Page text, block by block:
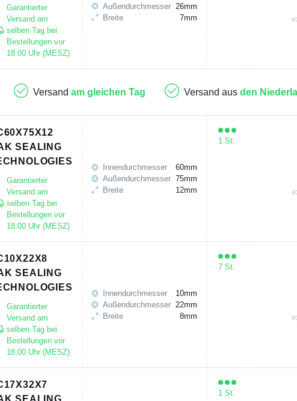
Garantierter
Versand am
selben Tag bei
Bestellungen vor
18:00 Uhr (MESZ)
Außendurchmesser 26mm
Breite
7mm
Versand am gleichen Tag Versand aus den
SEALING
Garantierter
Versand am
selben Tag bei
Bestellungen vor
18:00 Uhr (MESZ)
Innendurchmesser
60mm
Außendurchmesser 75mm
Breite
12mm
1 St.
SEALING
Garantierter
Versand am
selben Tag bei
Bestellungen vor
18:00 Uhr (MESZ)
Innendurchmesser
10mm
Außendurchmesser 22mm
Breite
8mm
7 St.
SEALING
1 St.